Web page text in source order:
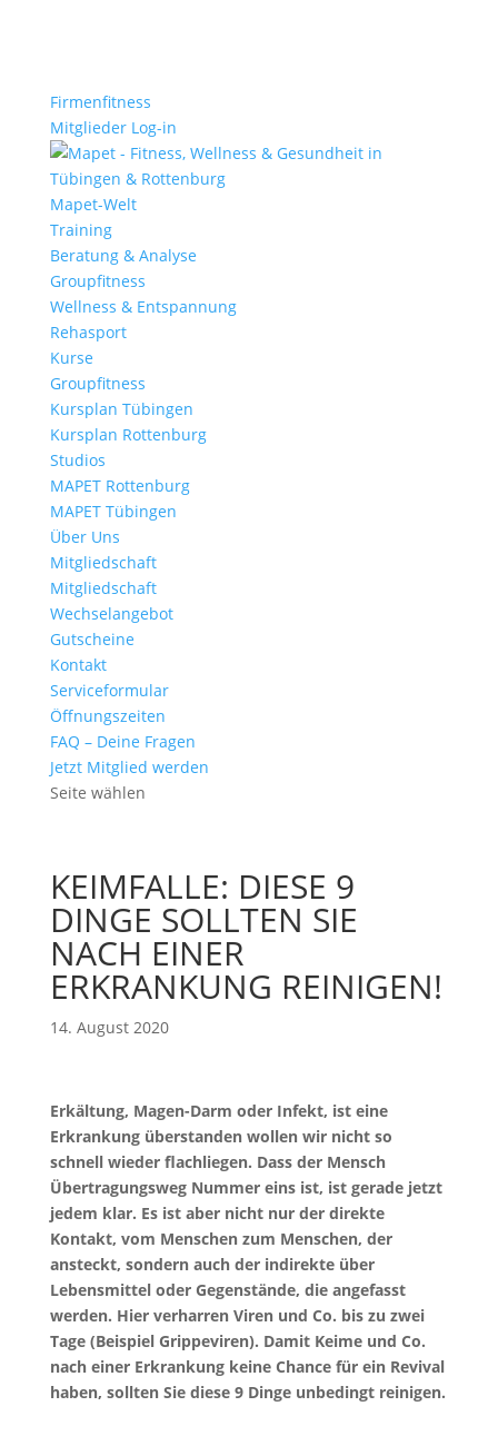
Firmenfitness
Mitglieder Log-in
Mapet-Welt
Training
Beratung & Analyse
Groupfitness
Wellness & Entspannung
Rehasport
Kurse
Groupfitness
Kursplan Tübingen
Kursplan Rottenburg
Studios
MAPET Rottenburg
MAPET Tübingen
Über Uns
Mitgliedschaft
Mitgliedschaft
Wechselangebot
Gutscheine
Kontakt
Serviceformular
Öffnungszeiten
FAQ – Deine Fragen
Jetzt Mitglied werden
Seite wählen
KEIMFALLE: DIESE 9
DINGE SOLLTEN SIE
NACH EINER
ERKRANKUNG REINIGEN!
14. August 2020
Erkältung, Magen-Darm oder Infekt, ist eine
Erkrankung überstanden wollen wir nicht so
schnell wieder flachliegen. Dass der Mensch
Übertragungsweg Nummer eins ist, ist gerade jetzt
jedem klar. Es ist aber nicht nur der direkte
Kontakt, vom Menschen zum Menschen, der
ansteckt, sondern auch der indirekte über
Lebensmittel oder Gegenstände, die angefasst
werden. Hier verharren Viren und Co. bis zu zwei
Tage (Beispiel Grippeviren). Damit Keime und Co.
nach einer Erkrankung keine Chance für ein Revival
haben, sollten Sie diese 9 Dinge unbedingt reinigen.